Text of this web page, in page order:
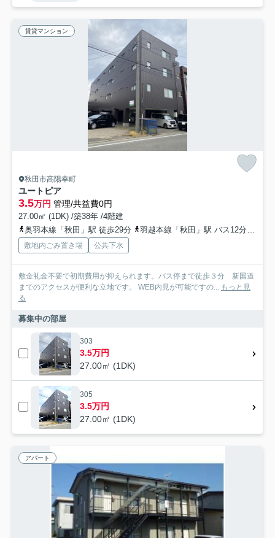
賃貸マンション
秋田市高陽幸町
ユートピア
3.5万円 管理/共益費0円
27.00㎡ (1DK) /築38年 /4階建
奥羽本線「秋田」駅 徒歩29分
羽越本線「秋田」駅 バス12分 秋田中央交通「山王二丁目（秋田県）」 停歩3分
敷地内ごみ置き場 公共下水
敷金礼金不要で初期費用が抑えられます。バス停まで徒歩３分 新国道
までのアクセスが便利な立地です。 WEB内見が可能ですの...
もっと見
る
募集中の部屋
303
3.5万円
27.00㎡ (1DK)
305
3.5万円
27.00㎡ (1DK)
アパート